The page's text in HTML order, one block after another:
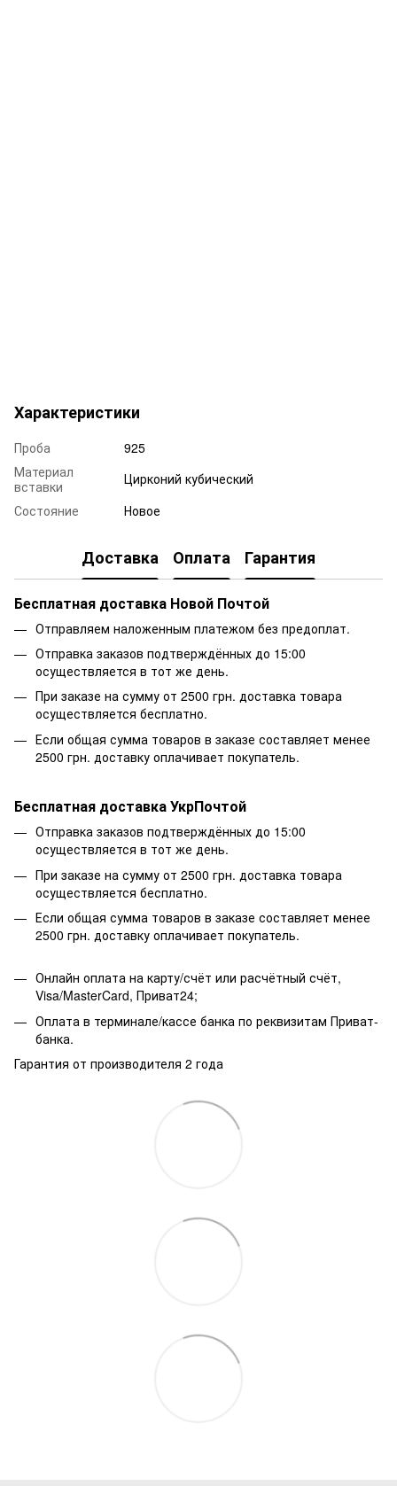
Характеристики
Проба
925
Материал
вставки
Цирконий кубический
Состояние
Новое
Доставка Оплата Гарантия
Бесплатная доставка Новой Почтой
Отправляем наложенным платежом без предоплат.
Отправка заказов подтверждённых до 15:00
осуществляется в тот же день.
При заказе на сумму от 2500 грн. доставка товара
осуществляется бесплатно.
Если общая сумма товаров в заказе составляет менее
2500 грн. доставку оплачивает покупатель.
Бесплатная доставка УкрПочтой
Отправка заказов подтверждённых до 15:00
осуществляется в тот же день.
При заказе на сумму от 2500 грн. доставка товара
осуществляется бесплатно.
Если общая сумма товаров в заказе составляет менее
2500 грн. доставку оплачивает покупатель.
Онлайн оплата на карту/счёт или расчётный счёт,
Visa/MasterCard, Приват24;
Оплата в терминале/кассе банка по реквизитам Приват-
банка.
Гарантия от производителя 2 года